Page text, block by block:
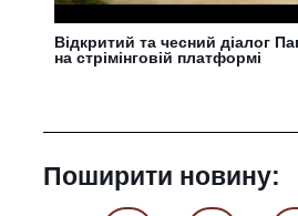
Відкритий та чесний діалог
на стрімінговій платформі
Поширити новину: